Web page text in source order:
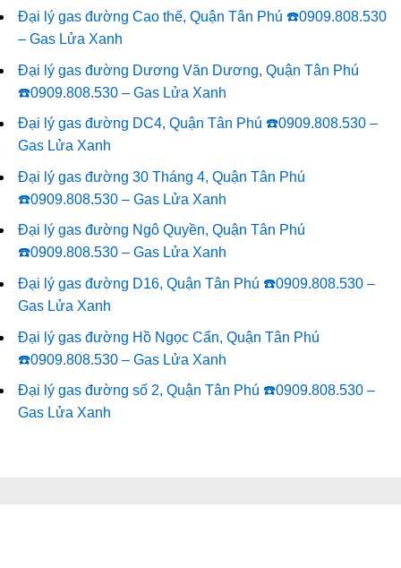
Đại lý gas đường Cao thế, Quận Tân Phú ☎️0909.808.530
– Gas Lửa Xanh
Đại lý gas đường Dương Văn Dương, Quận Tân Phú
☎️0909.808.530 – Gas Lửa Xanh
Đại lý gas đường DC4, Quận Tân Phú ☎️0909.808.530 –
Gas Lửa Xanh
Đại lý gas đường 30 Tháng 4, Quận Tân Phú
☎️0909.808.530 – Gas Lửa Xanh
Đại lý gas đường Ngô Quyền, Quận Tân Phú
☎️0909.808.530 – Gas Lửa Xanh
Đại lý gas đường D16, Quận Tân Phú ☎️0909.808.530 –
Gas Lửa Xanh
Đại lý gas đường Hồ Ngọc Cẩn, Quận Tân Phú
☎️0909.808.530 – Gas Lửa Xanh
Đại lý gas đường số 2, Quận Tân Phú ☎️0909.808.530 –
Gas Lửa Xanh